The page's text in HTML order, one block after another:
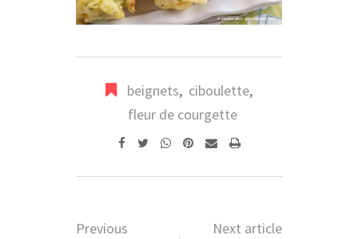
beignets, ciboulette,
fleur de courgette
WhatsappPinterest
SharePrint
Previous
Next article